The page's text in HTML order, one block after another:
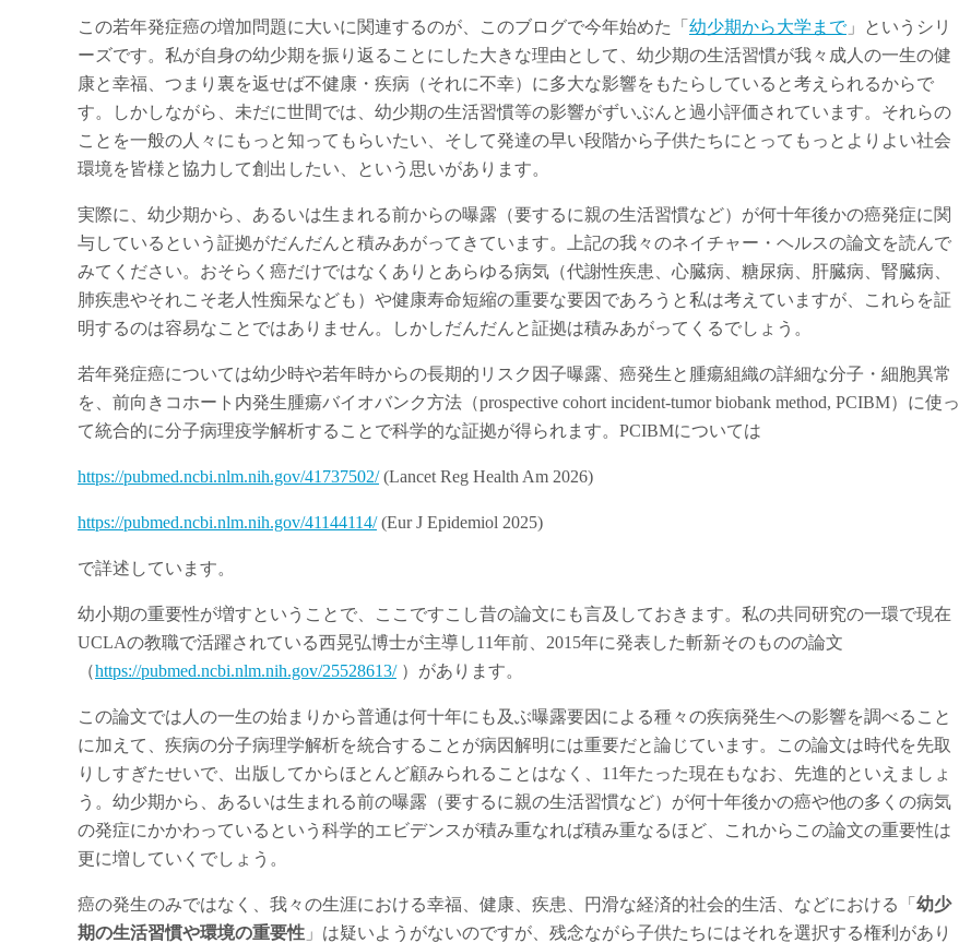
この若年発症癌の増加問題に大いに関連するのが、このブログで今年始めた「 幼少期から大学まで」というシリ
ーズです。私が自身の幼少期を振り返ることにした大きな理由として、幼少期の生活習慣が我々成人の一生の健
康と幸福、つまり裏を返せば不健康・疾病（それに不幸）に多大な影響をもたらしていると考えられるからで
す。しかしながら、未だに世間では、幼少期の生活習慣等の影響がずいぶんと過小評価されています。それらの
ことを一般の人々にもっと知ってもらいたい、そして発達の早い段階から子供たちにとってもっとよりよい社会
環境を皆様と協力して創出したい、という思いがあります。
実際に、幼少期から、あるいは生まれる前からの曝露（要するに親の生活習慣など）が何十年後かの癌発症に関
与しているという証拠がだんだんと積みあがってきています。上記の我々のネイチャー・ヘルスの論文を読んで
みてください。おそらく癌だけではなくありとあらゆる病気（代謝性疾患、心臓病、糖尿病、肝臓病、腎臓病、
肺疾患やそれこそ老人性痴呆なども）や健康寿命短縮の重要な要因であろうと私は考えていますが、これらを証
明するのは容易なことではありません。しかしだんだんと証拠は積みあがってくるでしょう。
若年発症癌については幼少時や若年時からの長期的リスク因子曝露、癌発生と腫瘍組織の詳細な分子・細胞異常
を、前向きコホート内発生腫瘍バイオバンク方法（prospective cohort incident-tumor biobank method, PCIBM）に使っ
て統合的に分子病理疫学解析することで科学的な証拠が得られます。PCIBMについては
https://pubmed.ncbi.nlm.nih.gov/41737502/(Lancet Reg Health Am 2026)
https://pubmed.ncbi.nlm.nih.gov/41144114/(Eur J Epidemiol 2025)
で詳述しています。
幼小期の重要性が増すということで、ここですこし昔の論文にも言及しておきます。私の共同研究の一環で現在
UCLAの教職で活躍されている西晃弘博士が主導し11年前、2015年に発表した斬新そのものの論文
（https://pubmed.ncbi.nlm.nih.gov/25528613/）があります。
この論文では人の一生の始まりから普通は何十年にも及ぶ曝露要因による種々の疾病発生への影響を調べること
に加えて、疾病の分子病理学解析を統合することが病因解明には重要だと論じています。この論文は時代を先取
りしすぎたせいで、出版してからほとんど顧みられることはなく、11年たった現在もなお、先進的といえましょ
う。幼少期から、あるいは生まれる前の曝露（要するに親の生活習慣など）が何十年後かの癌や他の多くの病気
の発症にかかわっているという科学的エビデンスが積み重なれば積み重なるほど、これからこの論文の重要性は
更に増していくでしょう。
癌の発生のみではなく、我々の生涯における幸福、健康、疾患、円滑な経済的社会的生活、などにおける「 幼少
期の生活習慣や環境の重要性 」は疑いようがないのですが、残念ながら子供たちにはそれを選択する権利があり